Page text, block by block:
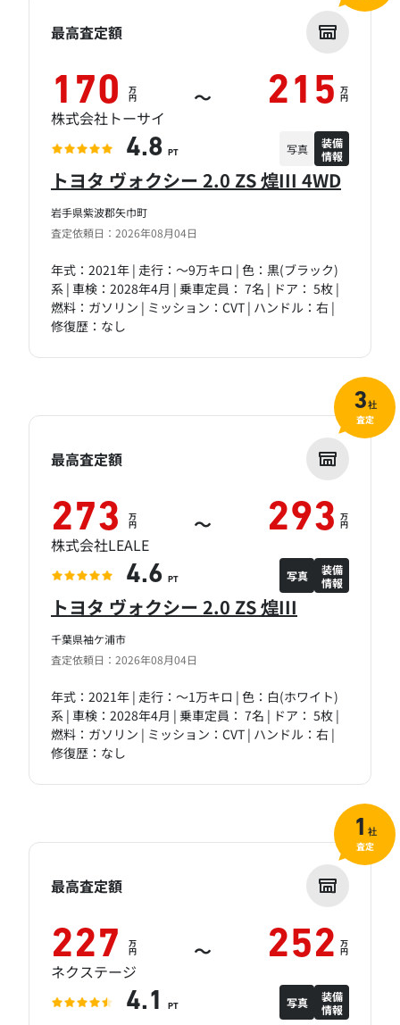
岩手県紫波郡矢巾町
査定依頼日：2026年08月04日
トヨタ ヴォクシー 2.0 ZS 煌III 4WD
年式：2021年 | 走行：～9万キロ | 色：黒(ブラック)
系 | 車検：2028年4月 | 乗車定員： 7名 | ドア： 5枚 |
燃料：ガソリン | ミッション：CVT | ハンドル：右 |
修復歴：なし
最高査定額
170 万
円 ～ 215 万
円
株式会社トーサイ
4.8 PT 写真
装備
情報
千葉県袖ケ浦市
査定依頼日：2026年08月04日
トヨタ ヴォクシー 2.0 ZS 煌III
年式：2021年 | 走行：～1万キロ | 色：白(ホワイト)
系 | 車検：2028年4月 | 乗車定員： 7名 | ドア： 5枚 |
燃料：ガソリン | ミッション：CVT | ハンドル：右 |
修復歴：なし
最高査定額
273 万
円 ～ 293 万
円
株式会社LEALE
4.6 PT 写真
装備
情報
3社
査定
最高査定額
227 万
円 ～ 252 万
円
ネクステージ
4.1 PT 写真
装備
情報
1 社
査定